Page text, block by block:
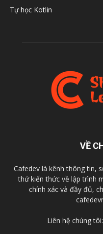
Tự học Kotlin
VỀ
Cafedev là kênh thông tin,
thứ kiến thức về lập trình
chính xác và đầy đủ,
Liên hệ chúng tôi: